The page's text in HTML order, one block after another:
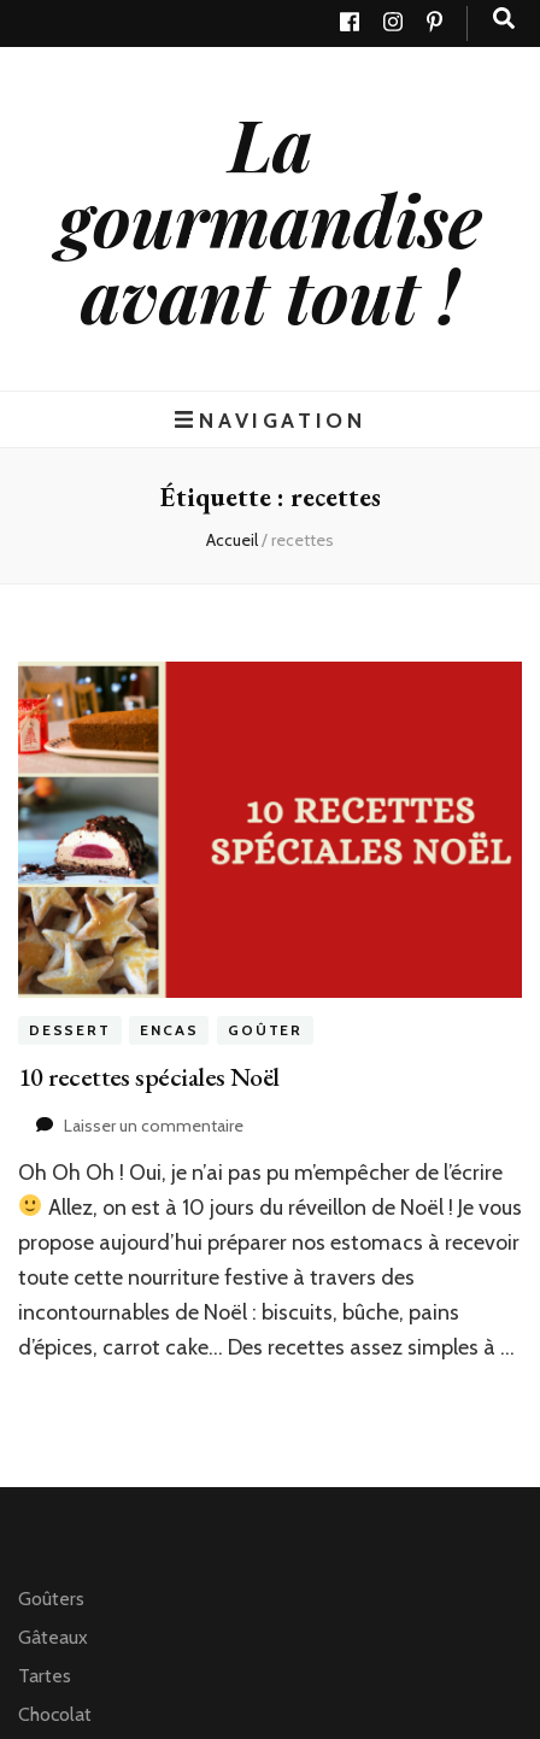
La
gourmandise
avant tout !
NAVIGATION
Étiquette : recettes
Accueil/ recettes
DESSERT ENCAS GOÛTER
10 recettes spéciales Noël
Laisser un commentairesur
recettes
spéciales
Oh Oh Oh ! Oui, je n’ai pas pu m’empêcher de l’écrire
Allez, on est à 10 jours du réveillon de Noël ! Je vous
propose aujourd’hui préparer nos estomacs à recevoir
toute cette nourriture festive à travers des
incontournables de Noël : biscuits, bûche, pains
d’épices, carrot cake… Des recettes assez simples à …
Goûters
Gâteaux
Tartes
Chocolat